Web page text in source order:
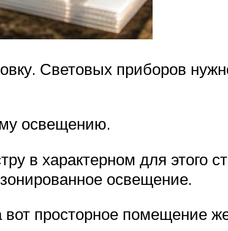
Световых приборов
освещению.
в характерном для этого
освещение.
просторное помещение